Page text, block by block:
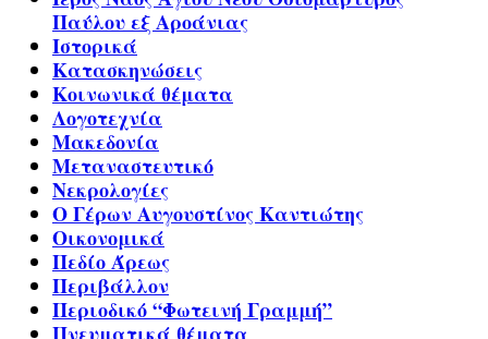
Παύλου εξ Αροάνιας
Ιστορικά
Κατασκηνώσεις
Κοινωνικά θέματα
Λογοτεχνία
Μακεδονία
Μεταναστευτικό
Νεκρολογίες
Ο Γέρων Αυγουστίνος Καντιώτης
Οικονομικά
Πεδίο Άρεως
Περιβάλλον
Περιοδικό “Φωτεινή Γραμμή”